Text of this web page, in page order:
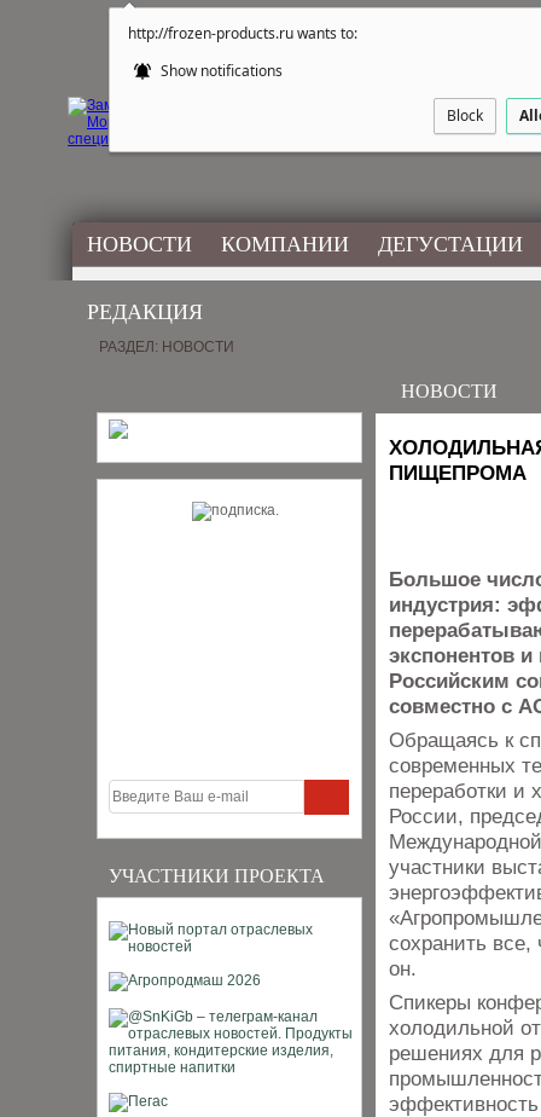
http://frozen-products.ru wants to:
Show notifications
Block
НОВОСТИ КОМПАНИИ ДЕГУСТАЦИИ
РЕДАКЦИЯ
УЧАСТНИКИ ПРОЕКТА
РАЗДЕЛ: НОВОСТИ
НОВОСТИ
ПИЩЕПРОМА
Большое
индустрия:
экспонентов
Российским
совместно с
Обращаясь к
современных
переработки и
России,
участники
сохранить все,
он.
Спикеры
холодильной
решениях для